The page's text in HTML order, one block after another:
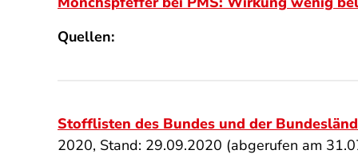
Quellen:
Stofflisten des Bundes und der
2020, Stand: 29.09.2020 (abgerufen am